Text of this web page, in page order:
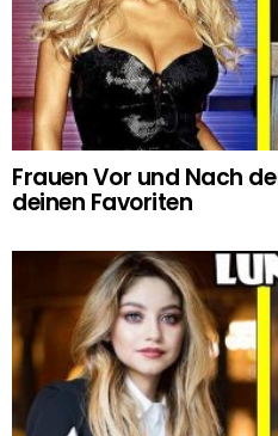
Frauen Vor und Nach
deinen Favoriten